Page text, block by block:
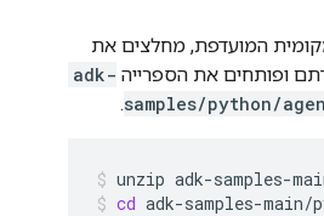
המועדפת, מחלצים את
ופותחים את הספרייה adk-
samples/python/
.
unzip adk-samples-
cd adk-samples-